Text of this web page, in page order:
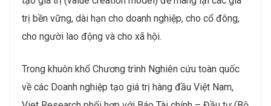
trị bền vững, dài hạn cho doanh nghiệp, cho cổ đông,
cho người lao động và cho xã hội.
Trong khuôn khổ Chương trình Nghiên cứu toàn quốc
về các Doanh nghiệp tạo giá trị hàng đầu Việt Nam,